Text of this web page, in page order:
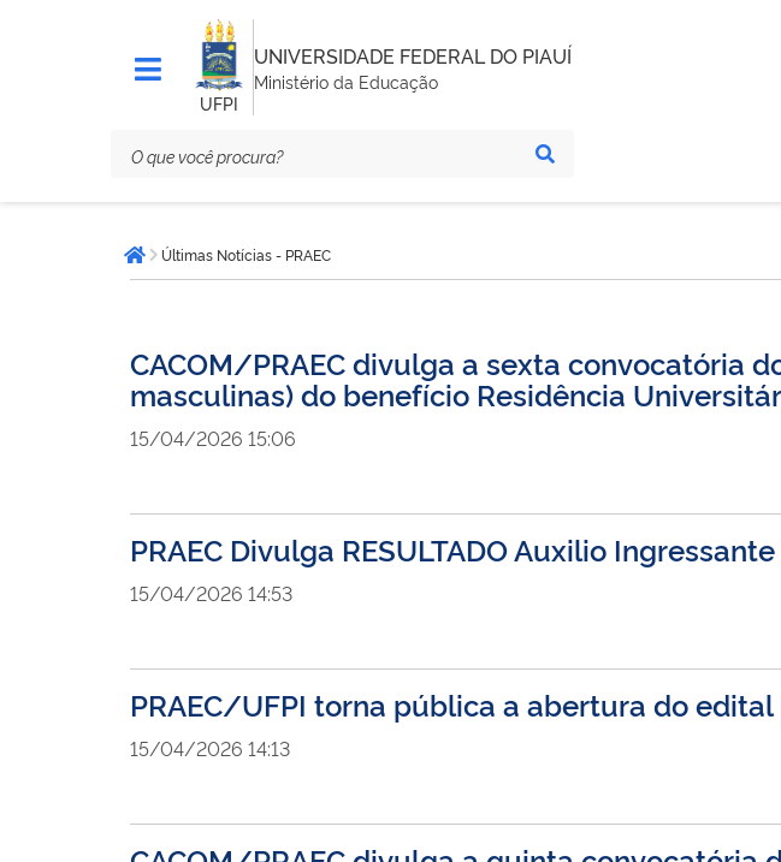
UFPI
UNIVERSIDADE FEDERAL DO PIAUÍ
Ministério da Educação
está
aqui:Página inicial
Últimas Notícias - PRAEC
CACOM/PRAEC divulga a sexta convocatória
masculinas) do benefício Residência
15/04/2026 15:06
PRAEC Divulga RESULTADO Auxilio Ingressante
15/04/2026 14:53
PRAEC/UFPI torna pública a abertura do
15/04/2026 14:13